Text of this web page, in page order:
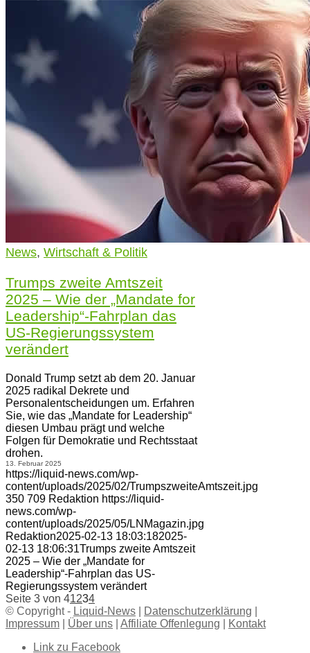
News, Wirtschaft & Politik
Trumps zweite Amtszeit
2025 – Wie der „Mandate for
Leadership“-Fahrplan das
US-Regierungssystem
verändert
Donald Trump setzt ab dem 20. Januar
2025 radikal Dekrete und
Personalentscheidungen um. Erfahren
Sie, wie das „Mandate for Leadership“
diesen Umbau prägt und welche
Folgen für Demokratie und Rechtsstaat
drohen.
13. Februar 2025
https://liquid-news.com/wp-
content/uploads/2025/02/TrumpszweiteAmtszeit.jpg
350 709 Redaktion https://liquid-
news.com/wp-
content/uploads/2025/05/LNMagazin.jpg
Redaktion2025-02-13 18:03:182025-
02-13 18:06:31Trumps zweite Amtszeit
2025 – Wie der „Mandate for
Leadership“-Fahrplan das US-
Regierungssystem verändert
Seite 3 von 41234
© Copyright - Liquid-News Datenschutzerklärung
Impressum
Über uns Affiliate Offenlegung
Kontakt
Link zu Facebook